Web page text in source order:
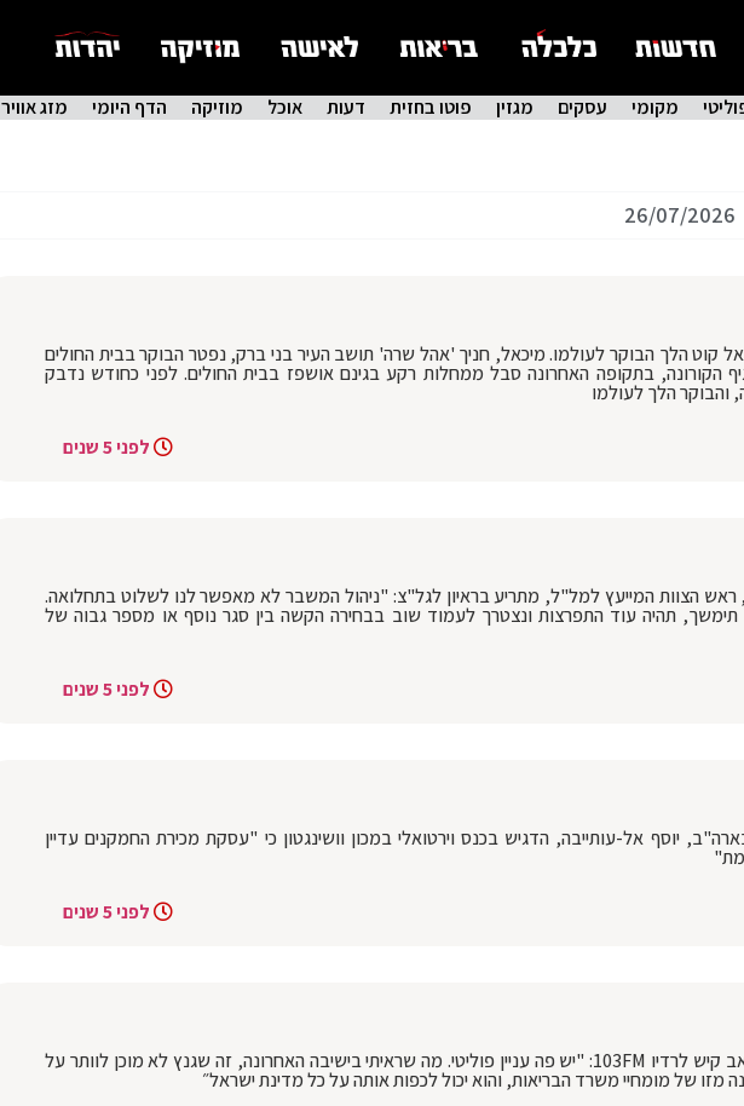
מקומי עסקים מגזין פוטו בחזית דעות אוכל מוזיקה הדף היומי מזג אוויר
26/07/2026
קוט הלך הבוקר לעולמו. מיכאל, חניך 'אהל שרה' תושב העיר בני ברק, נפטר הבוקר בבית החולים
הקורונה, בתקופה האחרונה סבל ממחלות רקע בגינם אושפז בבית החולים. לפני כחודש נדבק
והבוקר הלך לעולמו
לפני 5 שנים
ראש הצוות המייעץ למל"ל, מתריע בראיון לגל"צ: "ניהול המשבר לא מאפשר לנו לשלוט בתחלואה.
תימשך, תהיה עוד התפרצות ונצטרך לעמוד שוב בבחירה הקשה בין סגר נוסף או מספר גבוה של
לפני 5 שנים
יוסף אל-עותייבה, הדגיש בכנס וירטואלי במכון וושינגטון כי "עסקת מכירת החמקנים עדיין
לפני 5 שנים
סגן שר הבריאות יואב קיש לרדיו 103FM: "יש פה עניין פוליטי. מה שראיתי בישיבה האחרונה, זה שגנץ לא מוכן לוותר על
מזו של מומחיי משרד הבריאות, והוא יכול לכפות אותה על כל מדינת ישראל״